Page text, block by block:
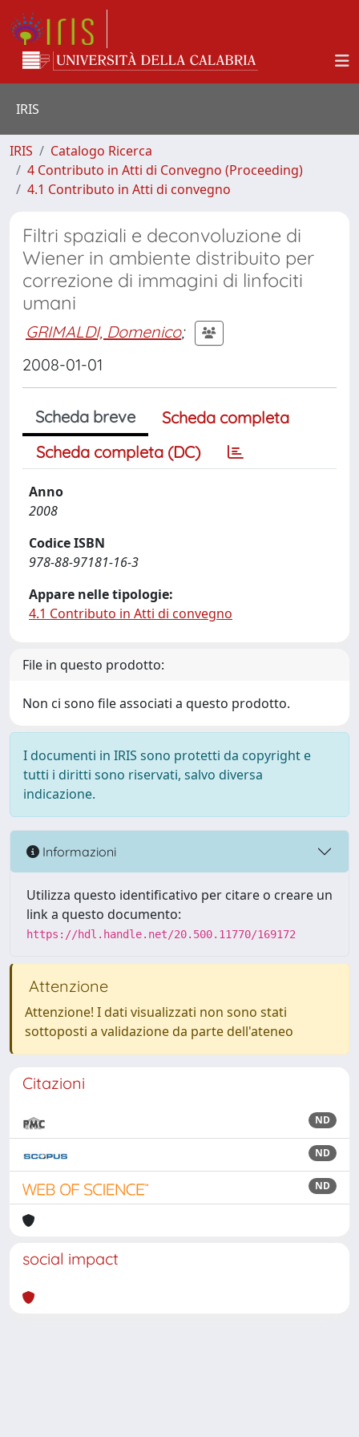
IRIS
IRIS
Catalogo Ricerca
4 Contributo in Atti di Convegno (Proceeding)
4.1 Contributo in Atti di convegno
Filtri spaziali e deconvoluzione di
Wiener in ambiente distribuito per
correzione di immagini di linfociti
umani
GRIMALDI, Domenico;
2008-01-01
Scheda breve
Scheda completa
Scheda completa (DC)
Anno
2008
Codice ISBN
978-88-97181-16-3
Appare nelle tipologie:
4.1 Contributo in Atti di convegno
File in questo prodotto:
Non ci sono file associati a questo prodotto.
I documenti in IRIS sono protetti da copyright e
tutti i diritti sono riservati, salvo diversa
indicazione.
Informazioni
Utilizza questo identificativo per citare o creare un
link a questo documento:
https://hdl.handle.net/20.500.11770/169172
Attenzione
Attenzione! I dati visualizzati non sono stati
sottoposti a validazione da parte dell'ateneo
Citazioni
ND
ND
ND
social impact